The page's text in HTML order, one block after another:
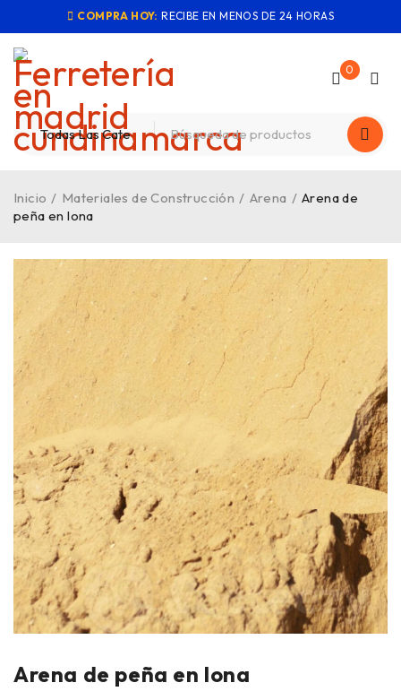
COMPRA HOY: RECIBE EN MENOS DE 24 HORAS
0
Inicio / Materiales de Construcción / Arena / Arena de
peña en lona
Arena de peña en lona